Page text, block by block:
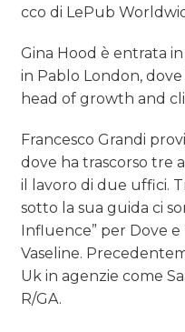
cco di LePub
Gina Hood è entrata
in Pablo London,
head of growth and
Francesco Grandi
dove ha trascorso tre
il lavoro di due uffici.
sotto la sua guida ci
Influence” per Dove
Vaseline.
Uk in agenzie come
R/GA.